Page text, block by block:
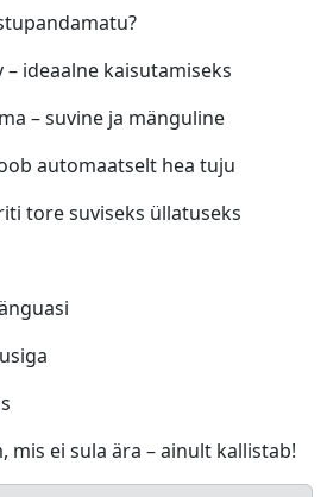
ideaalne kaisutamiseks
– suvine ja mänguline
automaatselt hea tuju
tore suviseks üllatuseks
mis ei sula ära – ainult kallistab!